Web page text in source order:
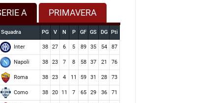
A PRIMAVERA
Squadra PG V N P GF GS DG Pti
Inter 38 27 6 5 89 35 54 87
Napoli 38 23 7 8 58 37 21 76
Roma 38 23 4 11 59 31 28 73
Como 38 20 11 7 65 29 36 71